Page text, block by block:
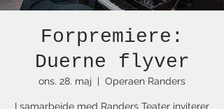
Forpremiere:
Duerne flyver
ons. 28. maj
  |
Operaen Randers
I samarbejde med Randers Teater inviterer